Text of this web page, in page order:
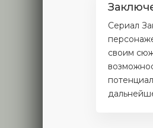
Сериал
своим